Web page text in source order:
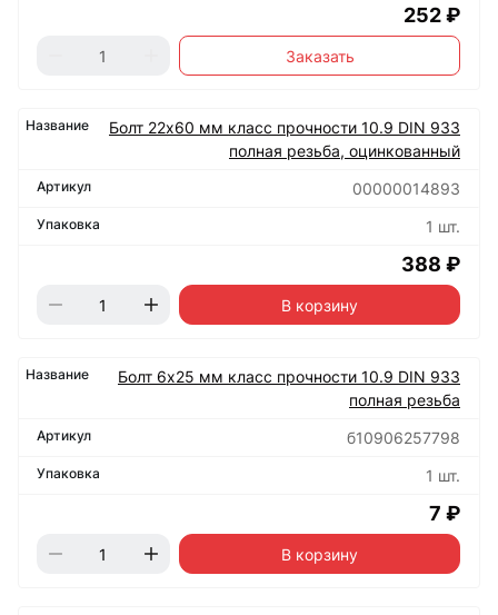
252 ₽
Заказать
Болт 22х60 мм класс прочности 10.9 DIN 933
полная резьба, оцинкованный
00000014893
1 шт.
388 ₽
В корзину
Болт 6х25 мм класс прочности 10.9 DIN 933
полная резьба
б10906257798
1 шт.
7 ₽
В корзину